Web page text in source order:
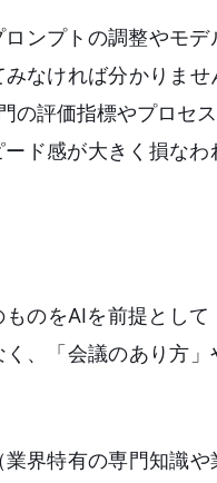
ンプトの調整やモ
なければ分かりま
の評価指標やプロセ
ド感が大きく損な
のをAIを前提とし
、「会議のあり方
界特有の専門知識や